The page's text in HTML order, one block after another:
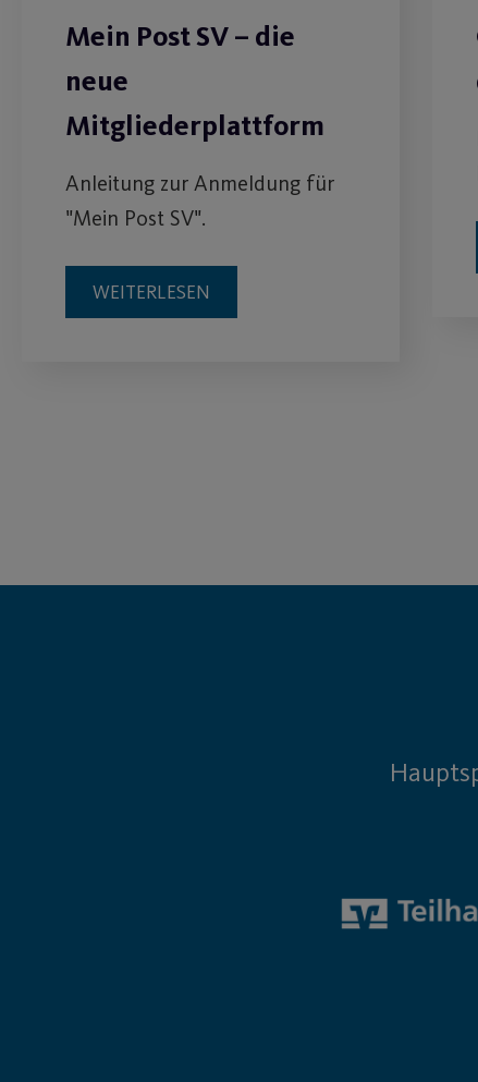
Mein Post SV – die
neue
Mitgliederplattform
Anleitung zur Anmeldung für
"Mein Post SV".
WEITERLESEN